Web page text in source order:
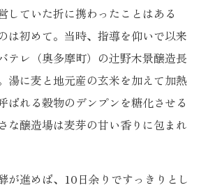
していた折に携わったことはある
は初めて。当時、指導を仰いで以来
テレ（奥多摩町）の辻野木景醸造長
湯に麦と地元産の玄米を加えて加熱
ばれる穀物のデンプンを糖化させる
な醸造場は麦芽の甘い香りに包まれ
が進めば、10日余りですっきりとし